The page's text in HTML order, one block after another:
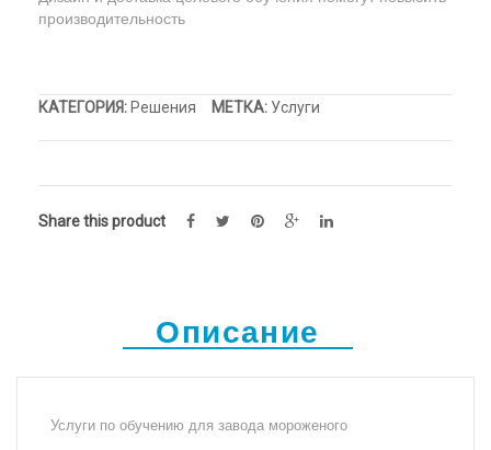
верху
Холодильный шкаф
Тюбы для мороженого
Пакеты для мороженого
производительность
КАТЕГОРИЯ: Решения МЕТКА: Услуги
Share this product
Описание
Услуги по обучению для завода мороженого